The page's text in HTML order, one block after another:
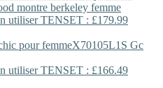
montre berkeley femme
utiliser TENSET : £179.99
X70105L1S Gc
utiliser TENSET : £166.49